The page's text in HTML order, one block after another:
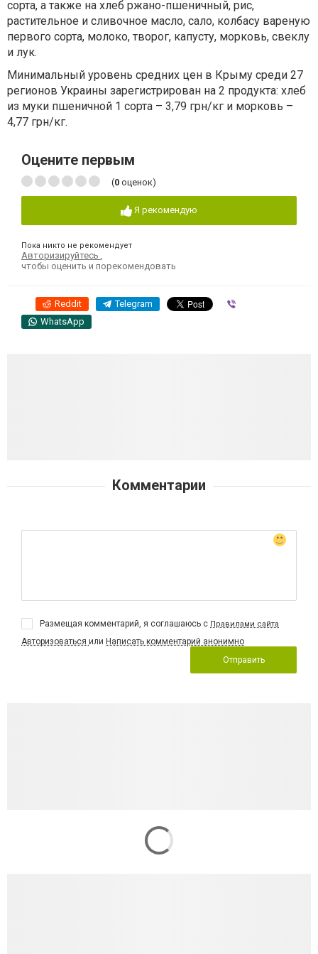
сорта, а также на хлеб ржано-пшеничный, рис,
растительное и сливочное масло, сало, колбасу вареную
первого сорта, молоко, творог, капусту, морковь, свеклу
и лук.
Минимальный уровень средних цен в Крыму среди 27
регионов Украины зарегистрирован на 2 продукта: хлеб
из муки пшеничной 1 сорта – 3,79 грн/кг и морковь –
4,77 грн/кг.
Оцените первым
(0 оценок)
Я рекомендую
Пока никто не рекомендует
Авторизируйтесь
чтобы оценить и порекомендовать
Reddit Telegram
WhatsApp
Комментарии
Размещая комментарий, я соглашаюсь с Правилами сайта
Авторизоваться или Написать комментарий анонимно
Отправить